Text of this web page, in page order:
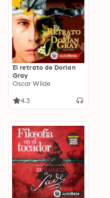
El retrato de Dorian
Gray
Oscar Wilde
4.3